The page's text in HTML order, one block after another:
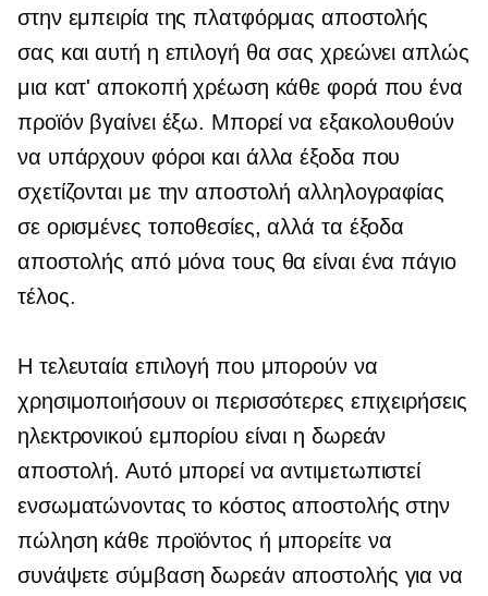
στην εμπειρία της πλατφόρμας αποστολής
σας και αυτή η επιλογή θα σας χρεώνει απλώς
μια κατ' αποκοπή χρέωση κάθε φορά που ένα
προϊόν βγαίνει έξω. Μπορεί να εξακολουθούν
να υπάρχουν φόροι και άλλα έξοδα που
σχετίζονται με την αποστολή αλληλογραφίας
σε ορισμένες τοποθεσίες, αλλά τα έξοδα
αποστολής από μόνα τους θα είναι ένα πάγιο
τέλος.
Η τελευταία επιλογή που μπορούν να
χρησιμοποιήσουν οι περισσότερες επιχειρήσεις
ηλεκτρονικού εμπορίου είναι η δωρεάν
αποστολή. Αυτό μπορεί να αντιμετωπιστεί
ενσωματώνοντας το κόστος αποστολής στην
πώληση κάθε προϊόντος ή μπορείτε να
συνάψετε σύμβαση δωρεάν αποστολής για να